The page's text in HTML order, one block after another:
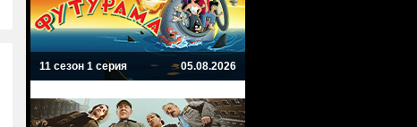
11 сезон 1 серия 05.08.2026